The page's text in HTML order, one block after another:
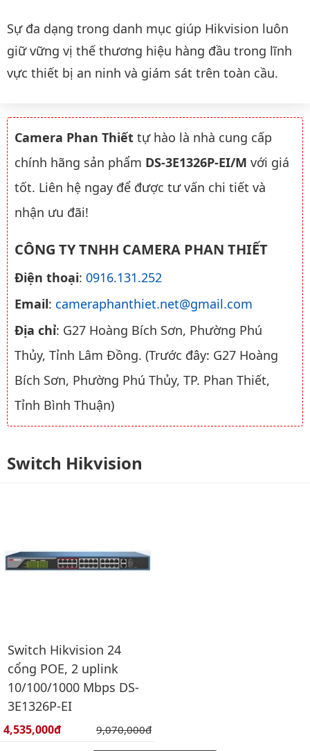
Sự đa dạng trong danh mục giúp Hikvision luôn
giữ vững vị thế thương hiệu hàng đầu trong lĩnh
vực thiết bị an ninh và giám sát trên toàn cầu.
Camera Phan Thiết tự hào là nhà cung cấp
chính hãng sản phẩm DS-3E1326P-EI/M với giá
tốt. Liên hệ ngay để được tư vấn chi tiết và
nhận ưu đãi!
CÔNG TY TNHH CAMERA PHAN THIẾT
Điện thoại: 0916.131.252
Email: cameraphanthiet.net@gmail.com
Địa chỉ: G27 Hoàng Bích Sơn, Phường Phú
Thủy, Tỉnh Lâm Đồng. (Trước đây: G27 Hoàng
Bích Sơn, Phường Phú Thủy, TP. Phan Thiết,
Tỉnh Bình Thuận)
Switch Hikvision
Switch Hikvision 24
cổng POE, 2 uplink
10/100/1000 Mbps DS-
3E1326P-EI
Giá bán:
4,535,000đ Giá gốc:
9,070,000đ